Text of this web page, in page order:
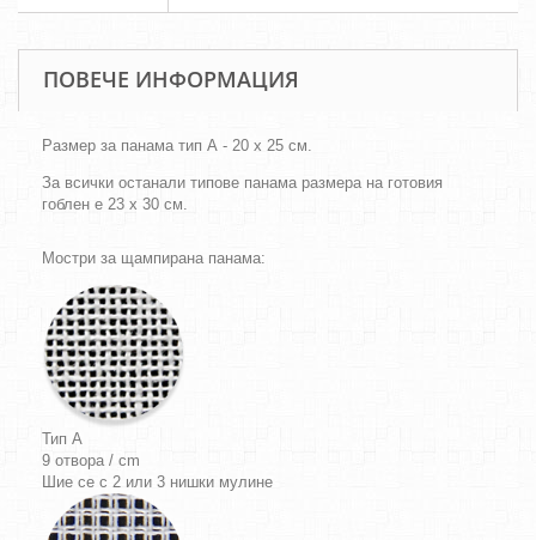
ПОВЕЧЕ ИНФОРМАЦИЯ
Размер за панама тип А - 20 х 25 см.
За всички останали типове панама размера на готовия
гоблен е 23 х 30 см.
Мостри за щампирана панама:
Тип A
9 отвора / cm
Шие се с 2 или 3 нишки мулине